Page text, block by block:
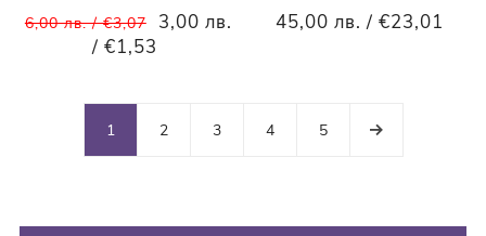
6,00 лв. / €3,07
3,00 лв.
/ €1,53
45,00 лв. / €23,01
1 2 3 4 5